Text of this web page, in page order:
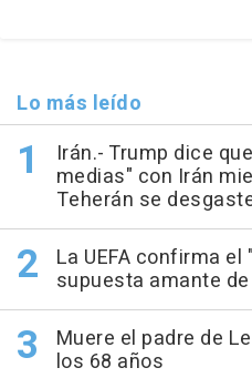
Lo más leído
Irán.- Trump dice
medias" con Irán
Teherán se
La UEFA confirma
supuesta amante
Muere el padre de
los 68 años